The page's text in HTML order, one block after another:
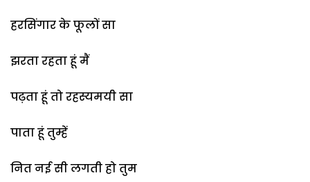
हरसिंगार के फूलों सा
झरता रहता हूं मैं
पढ़ता हूं तो रहस्यमयी सा
पाता हूं तुम्हें
नित नई सी लगती हो तुम